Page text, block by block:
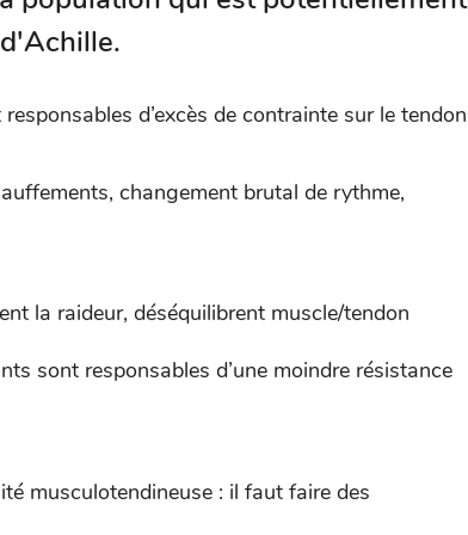
d’excès de contrainte sur le tendon
changement brutal de rythme,
la raideur, déséquilibrent muscle/tendon
sont responsables d’une moindre résistance
musculotendineuse : il faut faire des